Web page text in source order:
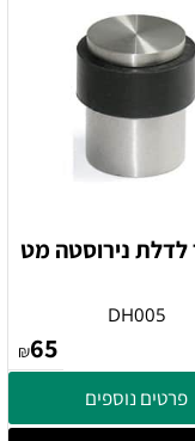
לדלת נירוסטה מט
DH005
₪65
פרטים נוספים